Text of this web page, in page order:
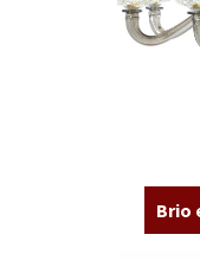
Brio